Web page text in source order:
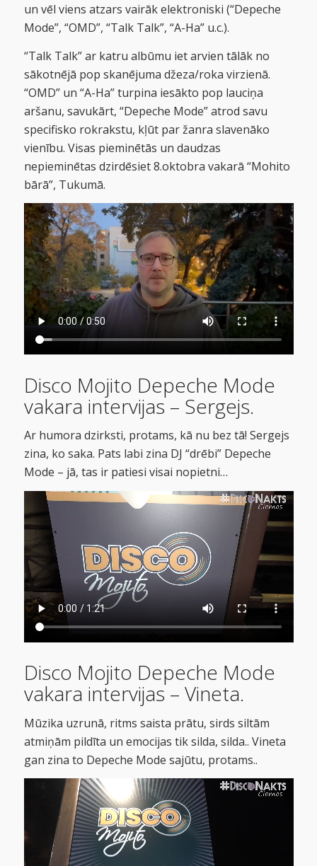
un vēl viens atzars vairāk elektroniski (“Depeche
Mode”, “OMD”, “Talk Talk”, “A-Ha” u.c.).
“Talk Talk” ar katru albūmu iet arvien tālāk no
sākotnējā pop skanējuma džeza/roka virzienā.
“OMD” un “A-Ha” turpina iesākto pop lauciņa
aršanu, savukārt, “Depeche Mode” atrod savu
specifisko rokrakstu, kļūt par žanra slavenāko
vienību. Visas pieminētās un daudzas
nepieminētas dzirdēsiet 8.oktobra vakarā “Mohito
bārā”, Tukumā.
Disco Mojito Depeche Mode
vakara intervijas – Sergejs.
Ar humora dzirksti, protams, kā nu bez tā! Sergejs
zina, ko saka. Pats labi zina DJ “drēbi” Depeche
Mode – jā, tas ir patiesi visai nopietni…
Disco Mojito Depeche Mode
vakara intervijas – Vineta.
Mūzika uzrunā, ritms saista prātu, sirds siltām
atmiņām pildīta un emocijas tik silda, silda.. Vineta
gan zina to Depeche Mode sajūtu, protams..